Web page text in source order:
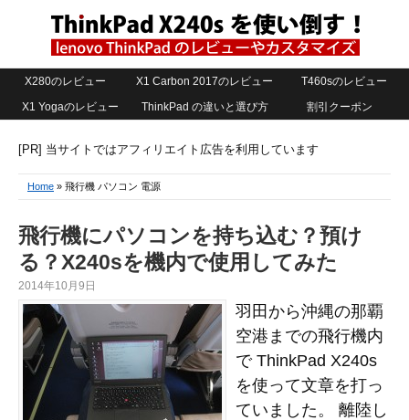
X280のレビュー X1 Carbon 2017のレビュー
T460sのレビュー
X1 Yogaのレビュー
ThinkPad の違いと選び方 割引クーポン
[PR] 当サイトではアフィリエイト広告を利用しています
Home » 飛行機 パソコン 電源
飛行機にパソコンを持ち込む？預け
る？X240sを機内で使用してみた
2014年10月9日
羽田から沖縄の那覇
空港までの飛行機内
で ThinkPad X240s
を使って文章を打っ
ていました。 離陸し